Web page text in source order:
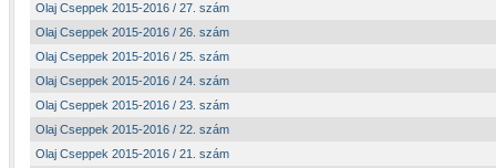
Olaj Cseppek 2015-2016 / 27. szám
Olaj Cseppek 2015-2016 / 26. szám
Olaj Cseppek 2015-2016 / 25. szám
Olaj Cseppek 2015-2016 / 24. szám
Olaj Cseppek 2015-2016 / 23. szám
Olaj Cseppek 2015-2016 / 22. szám
Olaj Cseppek 2015-2016 / 21. szám